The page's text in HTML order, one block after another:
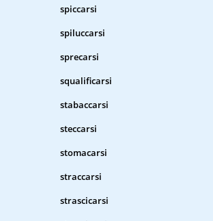
spiccarsi
spiluccarsi
sprecarsi
squalificarsi
stabaccarsi
steccarsi
stomacarsi
straccarsi
strascicarsi